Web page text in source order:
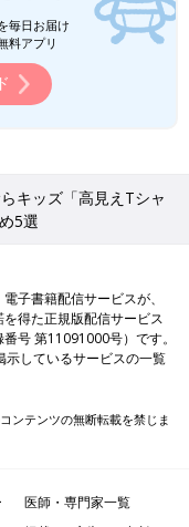
毎日お届け
料アプリ
キッズ「高見えTシャ
5選
子書籍配信サービスが、
得た正規版配信サービス
号 第11091000号）です。
示しているサービスの一覧
ンテンツの無断転載を禁じま
医師・専門家一覧